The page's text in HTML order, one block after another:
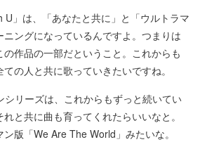
U」は、「あなたと共に」と「ウルトラマ
ニングになっているんですよ。つまりは
作品の一部だということ。これからも
の人と共に歌っていきたいですね。
シリーズは、これからもずっと続いてい
と共に曲も育ってくれたらいいなと。
版「We Are The World」みたいな。